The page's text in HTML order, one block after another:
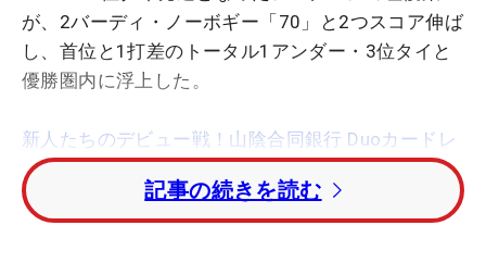
が、2バーディ・ノーボギー「70」と2つスコア伸ば
し、首位と1打差のトータル1アンダー・3位タイと
優勝圏内に浮上した。
新人たちのデビュー戦！山陰合同銀行 Duoカードレ
ディース2日目LIVEPHOTO
1999年9月生まれの18歳で、今年は高校卒業後の1
記事の続きを読む